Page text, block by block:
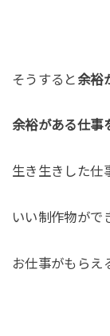
そうすると 余裕
余裕がある仕事
生き生きした仕
いい制作物がで
お仕事がもらえ